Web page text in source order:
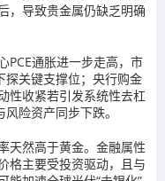
，导致贵金属仍缺乏明确
PCE通胀进一步走高，市
探关键支撑位；央行购金
性收紧若引发系统性去杠
险资产同步下跌。
天然高于黄金。金融属性
格主要受投资驱动，且与